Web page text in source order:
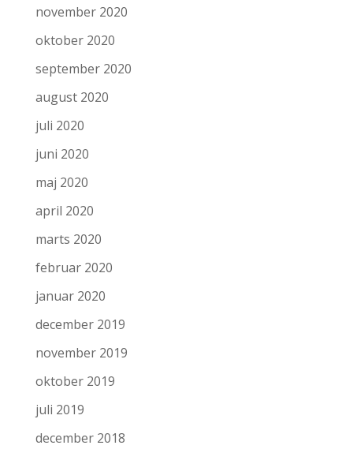
november 2020
oktober 2020
september 2020
august 2020
juli 2020
juni 2020
maj 2020
april 2020
marts 2020
februar 2020
januar 2020
december 2019
november 2019
oktober 2019
juli 2019
december 2018